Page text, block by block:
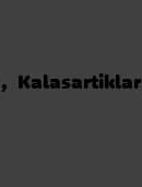
Kalasartiklar